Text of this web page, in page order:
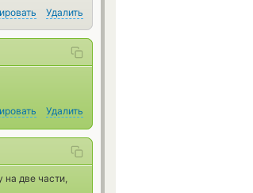
Удалить
Удалить
на две части,